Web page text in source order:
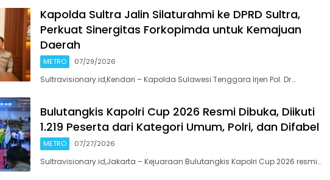
Kapolda Sultra Jalin Silaturahmi ke DPRD Sultra,
Perkuat Sinergitas Forkopimda untuk Kemajuan
Daerah
METRO 07/29/2026
Sultravisionary.id,Kendari – Kapolda Sulawesi Tenggara Irjen Pol. Dr….
Bulutangkis Kapolri Cup 2026 Resmi Dibuka, Diikuti
1.219 Peserta dari Kategori Umum, Polri, dan Difabel
METRO 07/27/2026
Sultravisionary.id,Jakarta – Kejuaraan Bulutangkis Kapolri Cup 2026 resmi…